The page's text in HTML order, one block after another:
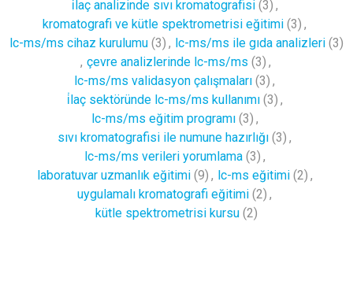
i̇laç analizinde sıvı kromatografisi (3) ,
kromatografi ve kütle spektrometrisi eğitimi (3) ,
lc-ms/ms cihaz kurulumu (3) , lc-ms/ms ile gıda analizleri (3)
, çevre analizlerinde lc-ms/ms (3) ,
lc-ms/ms validasyon çalışmaları (3) ,
i̇laç sektöründe lc-ms/ms kullanımı (3) ,
lc-ms/ms eğitim programı (3) ,
sıvı kromatografisi ile numune hazırlığı (3) ,
lc-ms/ms verileri yorumlama (3) ,
laboratuvar uzmanlık eğitimi (9) , lc-ms eğitimi (2) ,
uygulamalı kromatografi eğitimi (2) ,
kütle spektrometrisi kursu (2)